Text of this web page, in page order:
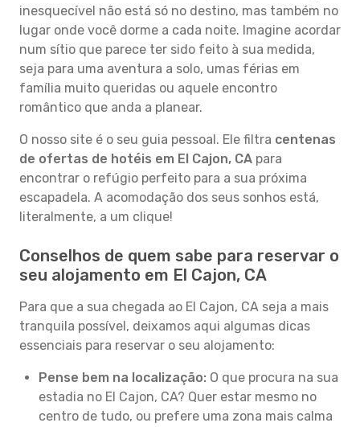
inesquecível não está só no destino, mas também no
lugar onde você dorme a cada noite. Imagine acordar
num sítio que parece ter sido feito à sua medida,
seja para uma aventura a solo, umas férias em
família muito queridas ou aquele encontro
romântico que anda a planear.
O nosso site é o seu guia pessoal. Ele filtra centenas
de ofertas de hotéis em El Cajon, CA para
encontrar o refúgio perfeito para a sua próxima
escapadela. A acomodação dos seus sonhos está,
literalmente, a um clique!
Conselhos de quem sabe para reservar o
seu alojamento em El Cajon, CA
Para que a sua chegada ao El Cajon, CA seja a mais
tranquila possível, deixamos aqui algumas dicas
essenciais para reservar o seu alojamento:
Pense bem na localização: O que procura na sua
estadia no El Cajon, CA? Quer estar mesmo no
centro de tudo, ou prefere uma zona mais calma